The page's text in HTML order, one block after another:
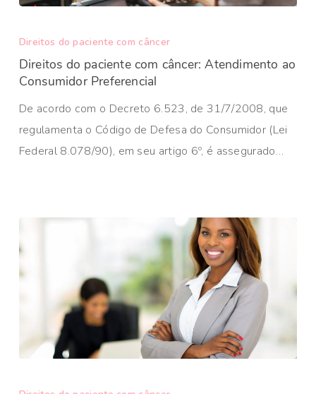
Direitos do paciente com câncer
Direitos do paciente com câncer: Atendimento ao
Consumidor Preferencial
De acordo com o Decreto 6.523, de 31/7/2008, que
regulamenta o Código de Defesa do Consumidor (Lei
Federal 8.078/90), em seu artigo 6º, é assegurado…